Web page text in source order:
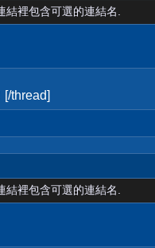
裡包含可選的連結名.
thread]
裡包含可選的連結名.